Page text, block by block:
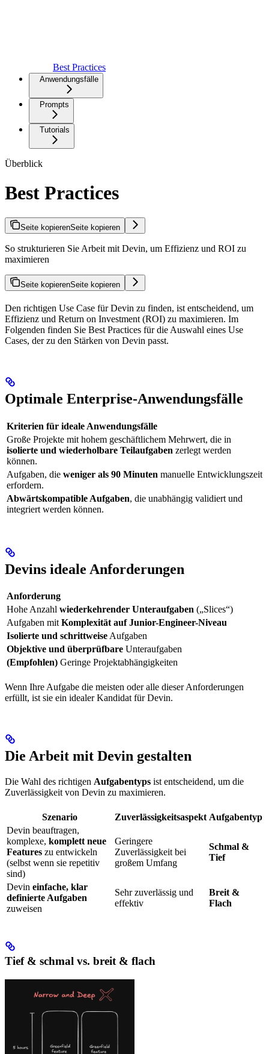
Best Practices
Anwendungsfälle
Prompts
Tutorials
Überblick
Best Practices
Seite kopierenSeite kopieren
So strukturieren Sie Arbeit mit Devin, um Effizienz und ROI zu
maximieren
Seite kopierenSeite kopieren
Den richtigen Use Case für Devin zu finden, ist entscheidend, um
Effizienz und Return on Investment (ROI) zu maximieren. Im
Folgenden finden Sie Best Practices für die Auswahl eines Use
Cases, der zu den Stärken von Devin passt.
Optimale Enterprise-Anwendungsfälle
Kriterien für ideale Anwendungsfälle
Große Projekte mit hohem geschäftlichem Mehrwert, die in
isolierte und wiederholbare Teilaufgaben zerlegt werden
können.
Aufgaben, die weniger als 90 Minuten manuelle Entwicklungszeit
erfordern.
Abwärtskompatible Aufgaben, die unabhängig validiert und
integriert werden können.
Devins ideale Anforderungen
Anforderung
Hohe Anzahl wiederkehrender Unteraufgaben („Slices“)
Aufgaben mitKomplexität auf Junior-Engineer-Niveau
Isolierte und schrittweiseAufgaben
Objektive und überprüfbare Unteraufgaben
(Empfohlen) Geringe Projektabhängigkeiten
Wenn Ihre Aufgabe die meisten oder alle dieser Anforderungen
erfüllt, ist sie ein idealer Kandidat für Devin.
Die Arbeit mit Devin gestalten
Die Wahl des richtigen Aufgabentyps ist entscheidend, um die
Zuverlässigkeit von Devin zu maximieren.
Szenario Zuverlässigkeitsaspekt Aufgabentyp
Devin beauftragen,
komplexe, komplett neue
Features zu entwickeln
(selbst wenn sie repetitiv
sind)
Geringere
Zuverlässigkeit bei
großem Umfang
Schmal &
Tief
Devin einfache, klar
definierte Aufgaben
zuweisen
Sehr zuverlässig und
effektiv
Breit &
Flach
Tief & schmal vs. breit & flach